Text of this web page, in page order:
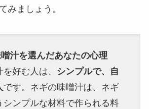
みましょう。
汁を選んだあなたの心理
好む人は、
シンプルで、自
です。ネギの味噌汁は、ネギ
シンプルな材料で作られる料